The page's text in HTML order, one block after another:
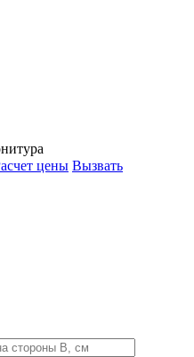
цены Вызвать